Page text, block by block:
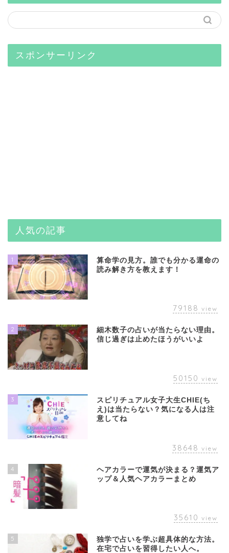
スポンサーリンク
人気の記事
1
算命学の見方。誰でも分かる運命の
読み解き方を教えます！
79188 view
2
細木数子の占いが当たらない理由。
信じ過ぎは止めたほうがいいよ
50150 view
3
スピリチュアル女子大生CHIE(ち
え)は当たらない？気になる人は注
意してね
38648 view
4
ヘアカラーで運気が決まる？運気ア
ップ＆人気ヘアカラーまとめ
35610 view
5
独学で占いを学ぶ超具体的な方法。
在宅で占いを習得したい人へ。